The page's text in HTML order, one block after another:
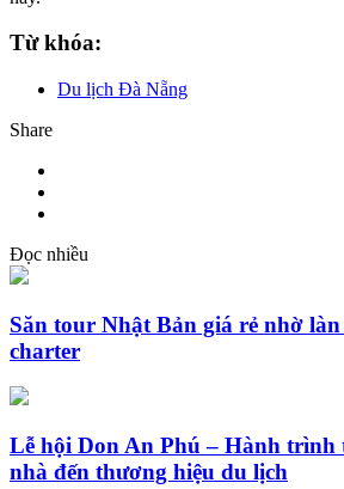
Từ khóa:
Du lịch Đà Nẵng
Share
Đọc nhiều
Săn tour Nhật Bản giá rẻ nhờ
charter
Lễ hội Don An Phú – Hành trình
nhà đến thương hiệu du lịch